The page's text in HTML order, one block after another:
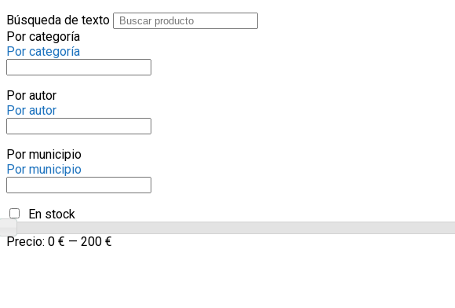
Búsqueda de texto
Por categoría
Por categoría
Por autor
Por autor
Por municipio
Por municipio
En stock
Precio: 0 € — 200 €